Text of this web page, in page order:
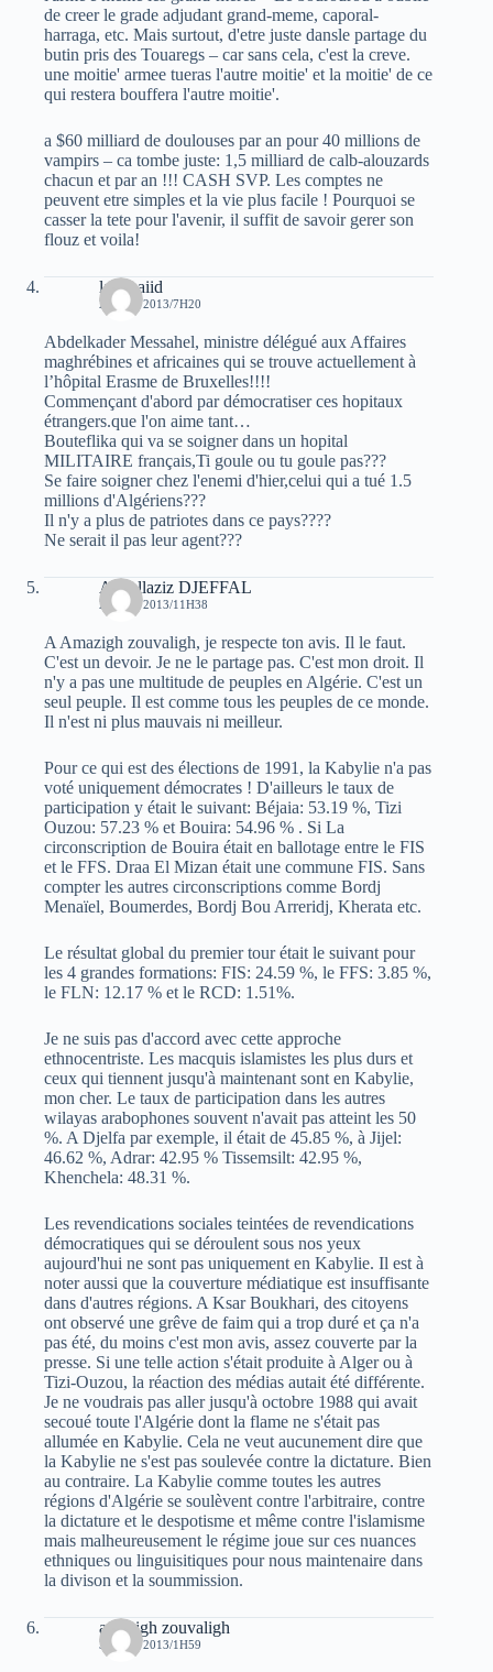
de creer le grade adjudant grand-meme, caporal-
harraga, etc. Mais surtout, d'etre juste dansle partage du
butin pris des Touaregs – car sans cela, c'est la creve.
une moitie' armee tueras l'autre moitie' et la moitie' de ce
qui restera bouffera l'autre moitie'.
a $60 milliard de doulouses par an pour 40 millions de
vampirs – ca tombe juste: 1,5 milliard de calb-alouzards
chacun et par an !!! CASH SVP. Les comptes ne
peuvent etre simples et la vie plus facile ! Pourquoi se
casser la tete pour l'avenir, il suffit de savoir gerer son
flouz et voila!
laid baiid
29 MAI 2013/7H20
Abdelkader Messahel, ministre délégué aux Affaires
maghrébines et africaines qui se trouve actuellement à
l’hôpital Erasme de Bruxelles!!!!
Commençant d'abord par démocratiser ces hopitaux
étrangers.que l'on aime tant…
Bouteflika qui va se soigner dans un hopital
MILITAIRE français,Ti goule ou tu goule pas???
Se faire soigner chez l'enemi d'hier,celui qui a tué 1.5
millions d'Algériens???
Il n'y a plus de patriotes dans ce pays????
Ne serait il pas leur agent???
Abdellaziz DJEFFAL
29 MAI 2013/11H38
A Amazigh zouvaligh, je respecte ton avis. Il le faut.
C'est un devoir. Je ne le partage pas. C'est mon droit. Il
n'y a pas une multitude de peuples en Algérie. C'est un
seul peuple. Il est comme tous les peuples de ce monde.
Il n'est ni plus mauvais ni meilleur.
Pour ce qui est des élections de 1991, la Kabylie n'a pas
voté uniquement démocrates ! D'ailleurs le taux de
participation y était le suivant: Béjaia: 53.19 %, Tizi
Ouzou: 57.23 % et Bouira: 54.96 % . Si La
circonscription de Bouira était en ballotage entre le FIS
et le FFS. Draa El Mizan était une commune FIS. Sans
compter les autres circonscriptions comme Bordj
Menaïel, Boumerdes, Bordj Bou Arreridj, Kherata etc.
Le résultat global du premier tour était le suivant pour
les 4 grandes formations: FIS: 24.59 %, le FFS: 3.85 %,
le FLN: 12.17 % et le RCD: 1.51%.
Je ne suis pas d'accord avec cette approche
ethnocentriste. Les macquis islamistes les plus durs et
ceux qui tiennent jusqu'à maintenant sont en Kabylie,
mon cher. Le taux de participation dans les autres
wilayas arabophones souvent n'avait pas atteint les 50
%. A Djelfa par exemple, il était de 45.85 %, à Jijel:
46.62 %, Adrar: 42.95 % Tissemsilt: 42.95 %,
Khenchela: 48.31 %.
Les revendications sociales teintées de revendications
démocratiques qui se déroulent sous nos yeux
aujourd'hui ne sont pas uniquement en Kabylie. Il est à
noter aussi que la couverture médiatique est insuffisante
dans d'autres régions. A Ksar Boukhari, des citoyens
ont observé une grêve de faim qui a trop duré et ça n'a
pas été, du moins c'est mon avis, assez couverte par la
presse. Si une telle action s'était produite à Alger ou à
Tizi-Ouzou, la réaction des médias autait été différente.
Je ne voudrais pas aller jusqu'à octobre 1988 qui avait
secoué toute l'Algérie dont la flame ne s'était pas
allumée en Kabylie. Cela ne veut aucunement dire que
la Kabylie ne s'est pas soulevée contre la dictature. Bien
au contraire. La Kabylie comme toutes les autres
régions d'Algérie se soulèvent contre l'arbitraire, contre
la dictature et le despotisme et même contre l'islamisme
mais malheureusement le régime joue sur ces nuances
ethniques ou linguisitiques pour nous maintenaire dans
la divison et la soummission.
amazigh zouvaligh
30 MAI 2013/1H59